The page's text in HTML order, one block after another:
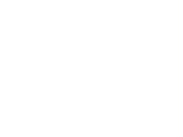
Wirkung
die das Wachstum der im
Ballaststoffe. In der